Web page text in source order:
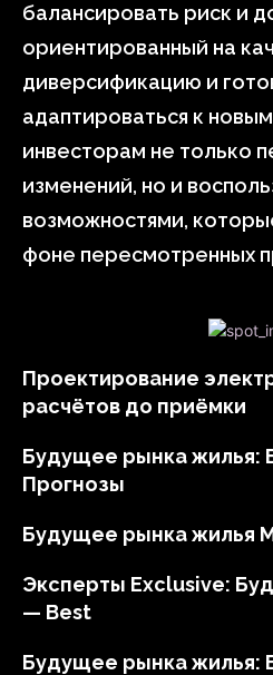
балансировать риск и
ориентированный на
диверсификацию и
адаптироваться к
инвесторам не только
изменений, но и
возможностями,
фоне пересмотренных
Проектирование
расчётов до приёмки
Будущее рынка жилья:
Прогнозы
Будущее рынка жилья
Эксперты Exclusive:
— Best
Будущее рынка жилья: